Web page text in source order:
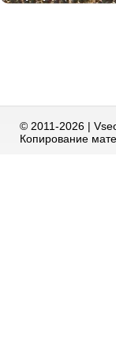
© 2011-2026 |
Копирование